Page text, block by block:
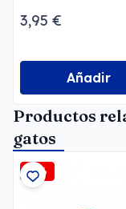
3,95 €
Añadir
Productos
gatos
-3%